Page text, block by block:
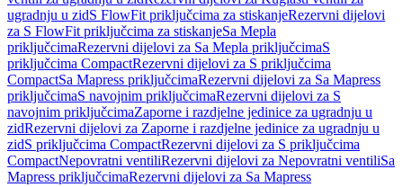
ugradnju u zidS FlowFit priključcima za stiskanjeRezervni dijelovi
za S FlowFit priključcima za stiskanjeSa Mepla
priključcimaRezervni dijelovi za Sa Mepla priključcimaS
priključcima CompactRezervni dijelovi za S priključcima
CompactSa Mapress priključcimaRezervni dijelovi za Sa Mapress
priključcimaS navojnim priključcimaRezervni dijelovi za S
navojnim priključcimaZaporne i razdjelne jedinice za ugradnju u
zidRezervni dijelovi za Zaporne i razdjelne jedinice za ugradnju u
zidS priključcima CompactRezervni dijelovi za S priključcima
CompactNepovratni ventiliRezervni dijelovi za Nepovratni ventiliSa
Mapress priključcimaRezervni dijelovi za Sa Mapress